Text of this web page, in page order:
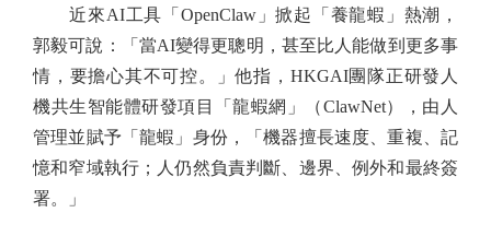
近來AI工具「OpenClaw」掀起「養龍蝦」熱潮，
郭毅可說：「當AI變得更聰明，甚至比人能做到更多事
情，要擔心其不可控。」他指，HKGAI團隊正研發人
機共生智能體研發項目「龍蝦網」（ClawNet），由人
管理並賦予「龍蝦」身份，「機器擅長速度、重複、記
憶和窄域執行；人仍然負責判斷、邊界、例外和最終簽
署。」